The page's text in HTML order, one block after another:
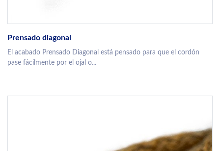
Prensado diagonal
El acabado Prensado Diagonal está pensado para que el cordón
pase fácilmente por el ojal o...